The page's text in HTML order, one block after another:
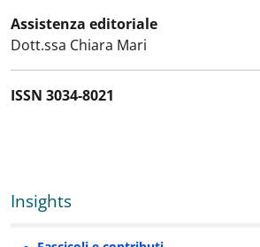
Assistenza editoriale
Dott.ssa Chiara Mari
ISSN 3034-8021
Insights